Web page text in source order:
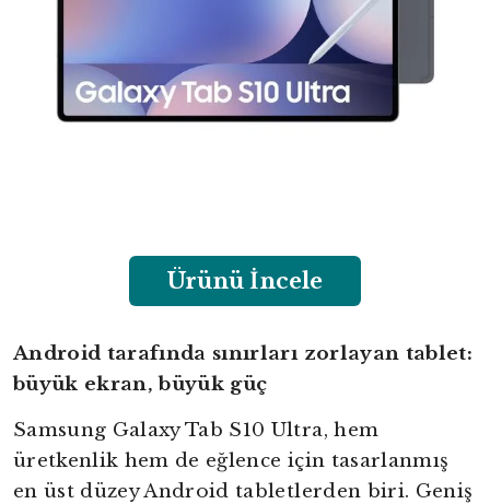
Ürünü İncele
Android tarafında sınırları zorlayan tablet:
büyük ekran, büyük güç
Samsung Galaxy Tab S10 Ultra, hem
üretkenlik hem de eğlence için tasarlanmış
en üst düzey Android tabletlerden biri. Geniş